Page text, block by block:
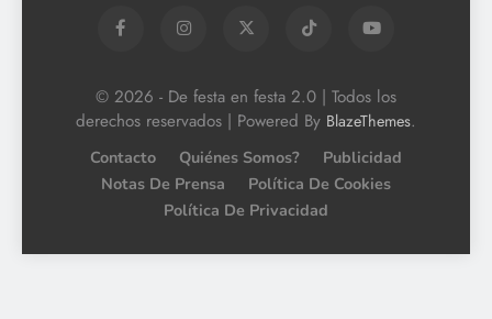
© 2026 - De festa en festa 2.0 | Todos los
derechos reservados | Powered By BlazeThemes.
Contacto Quiénes Somos?
Publicidad
Notas De Prensa
Política De Cookies
Política De Privacidad